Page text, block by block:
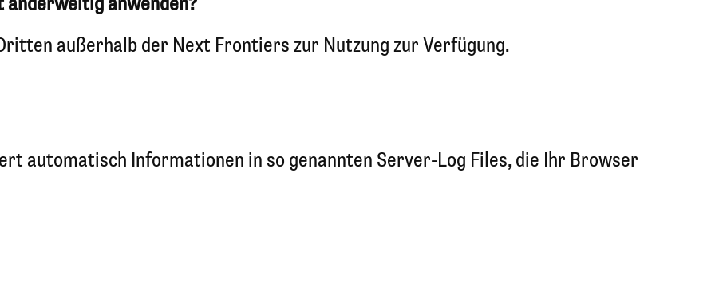
anwenden?
außerhalb der Next Frontiers zur Nutzung zur Verfügung.
automatisch Informationen in so genannten Server-Log Files, die Ihr Browser